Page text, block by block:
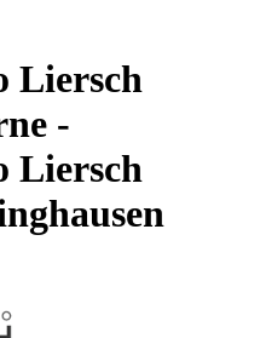
Liersch
-
Liersch